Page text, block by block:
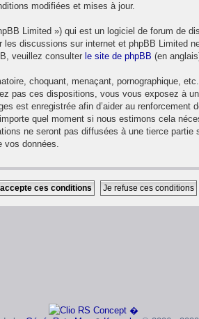
modifiées et mises à jour.
Limited ») qui est un logiciel de forum de
discussions sur internet et phpBB Limited
veuillez consulter le site de phpBB (en
choquant, menaçant, pornographique,
pas ces dispositions, vous vous exposez à
est enregistrée afin d’aider au
quel moment si nous estimons cela
ne seront pas diffusées à une tierce
vos données.